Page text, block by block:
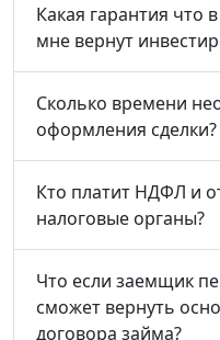
Какая гарантия что
мне вернут
Сколько времени
оформления сделки?
Кто платит НДФЛ и
налоговые органы?
Что если заемщик
сможет вернуть
договора займа?